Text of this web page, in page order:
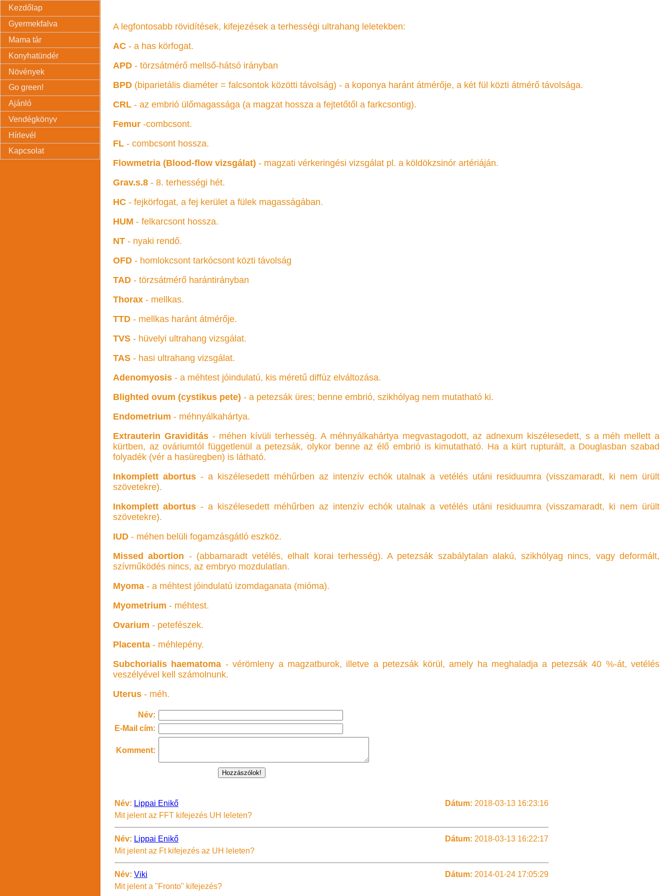
Kezdőlap
Gyermekfalva
Mama tár
Konyhatündér
Növények
Go green!
Ajánló
Vendégkönyv
Hírlevél
Kapcsolat
A legfontosabb rövidítések, kifejezések a terhességi ultrahang leletekben:
AC - a has körfogat.
APD - törzsátmérő mellső-hátsó irányban
BPD (biparietális diaméter = falcsontok közötti távolság) - a koponya haránt átmérője, a két fül közti átmérő távolsága.
CRL - az embrió ülőmagassága (a magzat hossza a fejtetőtől a farkcsontig).
Femur -combcsont.
FL - combcsont hossza.
Flowmetria (Blood-flow vizsgálat) - magzati vérkeringési vizsgálat pl. a köldökzsinór artériáján.
Grav.s.8 - 8. terhességi hét.
HC - fejkörfogat, a fej kerület a fülek magasságában.
HUM - felkarcsont hossza.
NT - nyaki rendő.
OFD - homlokcsont tarkócsont közti távolság
TAD - törzsátmérő harántirányban
Thorax - mellkas.
TTD - mellkas haránt átmérője.
TVS - hüvelyi ultrahang vizsgálat.
TAS - hasi ultrahang vizsgálat.
Adenomyosis - a méhtest jóindulatú, kis méretű diffúz elváltozása.
Blighted ovum (cystikus pete) - a petezsák üres; benne embrió, szikhólyag nem mutatható ki.
Endometrium - méhnyálkahártya.
Extrauterin Graviditás- méhen kívüli terhesség. A méhnyálkahártya megvastagodott, az adnexum kiszélesedett, s a méh mellett a
kürtben, az ováriumtól függetlenül a petezsák, olykor benne az élő embrió is kimutatható. Ha a kürt rupturált, a Douglasban szabad
folyadék (vér a hasüregben) is látható.
Inkomplett abortus- a kiszélesedett méhűrben az intenzív echók utalnak a vetélés utáni residuumra (visszamaradt, ki nem ürült
szövetekre).
Inkomplett abortus- a kiszélesedett méhűrben az intenzív echók utalnak a vetélés utáni residuumra (visszamaradt, ki nem ürült
szövetekre).
IUD - méhen belüli fogamzásgátló eszköz.
Missed abortion - (abbamaradt vetélés, elhalt korai terhesség). A petezsák szabálytalan alakú, szikhólyag nincs, vagy deformált,
szívműködés nincs, az embryo mozdulatlan.
Myoma - a méhtest jóindulatú izomdaganata (mióma).
Myometrium - méhtest.
Ovarium - petefészek.
Placenta - méhlepény.
Subchorialis haematoma - vérömleny a magzatburok, illetve a petezsák körül, amely ha meghaladja a petezsák 40 %-át, vetélés
veszélyével kell számolnunk.
Uterus - méh.
Név:
E-Mail cím:
Komment:
Név: Lippai Enikő Dátum: 2018-03-13 16:23:16
Mit jelent az FFT kifejezés UH leleten?
Név: Lippai Enikő Dátum: 2018-03-13 16:22:17
Mit jelent az Ft kifejezés az UH leleten?
Név: Viki Dátum: 2014-01-24 17:05:29
Mit jelent a "Fronto" kifejezés?